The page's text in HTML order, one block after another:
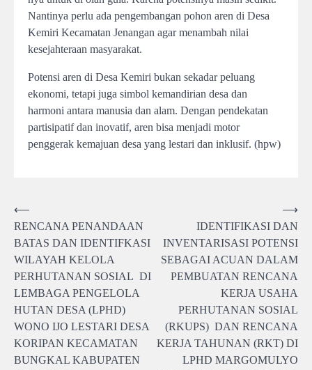
Nantinya perlu ada pengembangan pohon aren di Desa
Kemiri Kecamatan Jenangan agar menambah nilai
kesejahteraan masyarakat.
Potensi aren di Desa Kemiri bukan sekadar peluang
ekonomi, tetapi juga simbol kemandirian desa dan
harmoni antara manusia dan alam. Dengan pendekatan
partisipatif dan inovatif, aren bisa menjadi motor
penggerak kemajuan desa yang lestari dan inklusif. (hpw)
Post
navigation
⟵
RENCANA PENANDAAN
BATAS DAN IDENTIFKASI
WILAYAH KELOLA
PERHUTANAN SOSIAL DI
LEMBAGA PENGELOLA
HUTAN DESA (LPHD)
WONO IJO LESTARI DESA
KORIPAN KECAMATAN
BUNGKAL KABUPATEN
IDENTIFIKASI DAN
INVENTARISASI POTENSI
SEBAGAI ACUAN DALAM
PEMBUATAN RENCANA
KERJA USAHA
PERHUTANAN SOSIAL
(RKUPS) DAN RENCANA
KERJA TAHUNAN (RKT) DI
LPHD MARGOMULYO
⟶